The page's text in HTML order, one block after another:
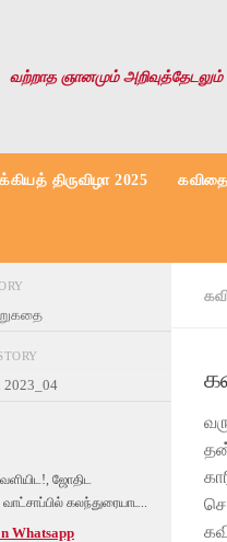
வற்றாத ஞானமும் அறிவுத்தேடலும்
திருவிழா 2025 கவிதை
ஜோதிட
கலந்துரையாட..